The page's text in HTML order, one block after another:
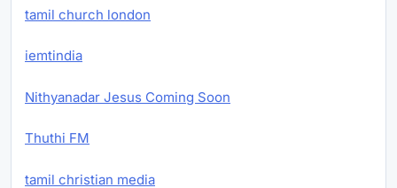
tamil church london
iemtindia
Nithyanadar Jesus Coming Soon
Thuthi FM
tamil christian media